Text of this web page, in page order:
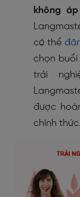
không
có thể
chọn buổi
trải
được
chính thức.